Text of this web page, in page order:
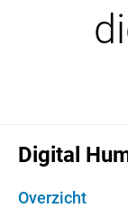
Digital
Overzicht